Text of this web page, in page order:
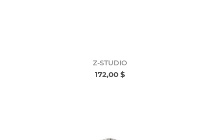
Z-STUDIO
172,00 $